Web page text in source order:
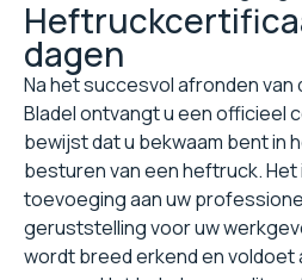
dagen
Na het succesvol afronden
Bladel ontvangt u een officieel
bewijst dat u bekwaam bent in
besturen van een heftruck.
toevoeging aan uw
geruststelling voor uw
wordt breed erkend en voldoet